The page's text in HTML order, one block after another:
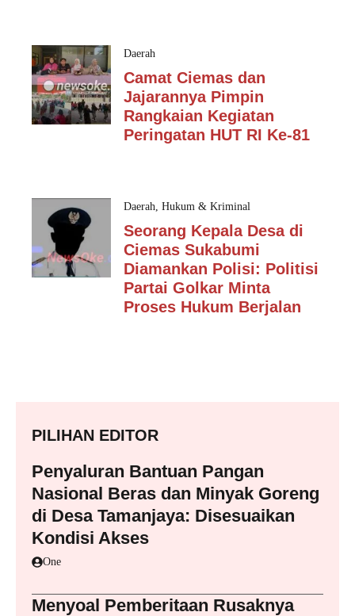
Daerah
Camat Ciemas dan
Jajarannya Pimpin
Rangkaian Kegiatan
Peringatan HUT RI Ke-81
Daerah, Hukum & Kriminal
Seorang Kepala Desa di
Ciemas Sukabumi
Diamankan Polisi: Politisi
Partai Golkar Minta
Proses Hukum Berjalan
PILIHAN EDITOR
Penyaluran Bantuan Pangan
Nasional Beras dan Minyak Goreng
di Desa Tamanjaya: Disesuaikan
Kondisi Akses
One
Menyoal Pemberitaan Rusaknya